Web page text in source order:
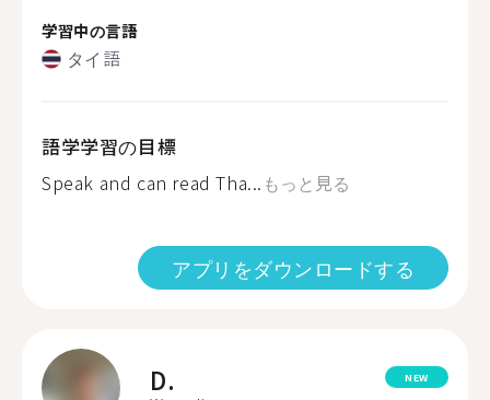
学習中の言語
タイ語
語学学習の目標
Speak and can read Tha... もっと見る
アプリをダウンロードする
D. NEW